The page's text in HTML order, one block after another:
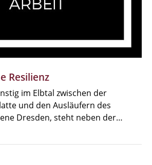
Resilienz
im Elbtal zwischen der
und den Ausläufern des
Dresden, steht neben der…